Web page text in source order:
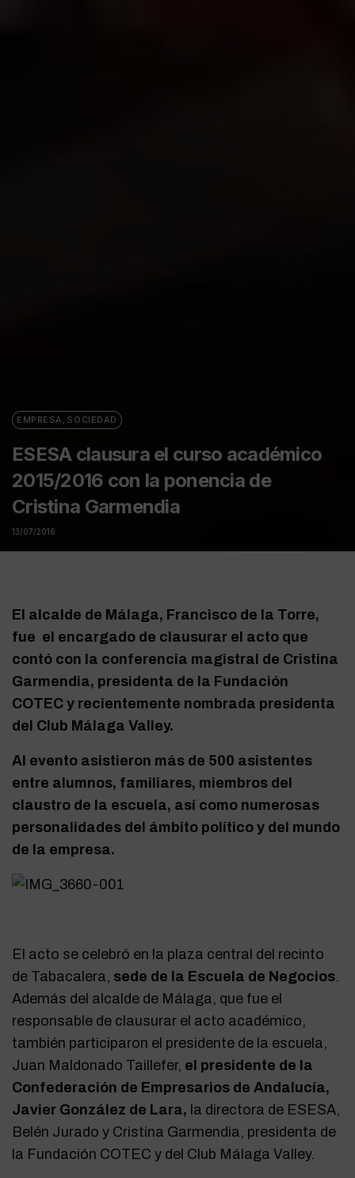
EMPRESA , SOCIEDAD
ESESA clausura el curso académico
2015/2016 con la ponencia de
Cristina Garmendia
13/07/2016
El alcalde de Málaga, Francisco de la Torre,
fue el encargado de clausurar el acto que
contó con la conferencia magistral de Cristina
Garmendia, presidenta de la Fundación
COTEC y recientemente nombrada presidenta
del Club Málaga Valley.
Al evento asistieron más de 500 asistentes
entre alumnos, familiares, miembros del
claustro de la escuela, así como numerosas
personalidades del ámbito político y del mundo
de la empresa.
El acto se celebró en la plaza central del recinto
de Tabacalera, sede de la Escuela de Negocios.
Además del alcalde de Málaga, que fue el
responsable de clausurar el acto académico,
también participaron el presidente de la escuela,
Juan Maldonado Taillefer, el presidente de la
Confederación de Empresarios de Andalucía,
Javier González de Lara, la directora de ESESA,
Belén Jurado y Cristina Garmendia, presidenta de
la Fundación COTEC y del Club Málaga Valley.